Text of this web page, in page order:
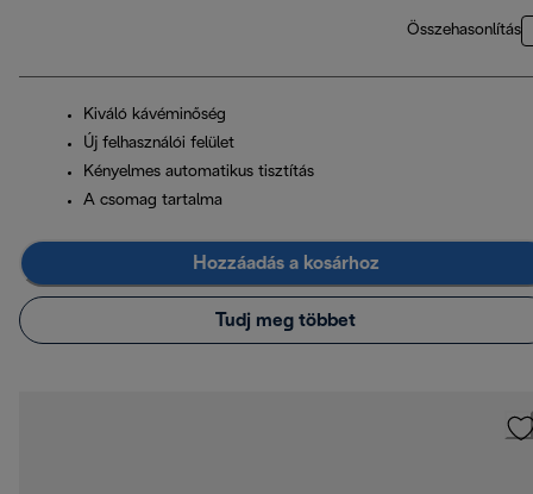
Összehasonlítás
Kiváló kávéminőség
Új felhasználói felület
Kényelmes automatikus tisztítás
A csomag tartalma
Hozzáadás a kosárhoz
Tudj meg többet